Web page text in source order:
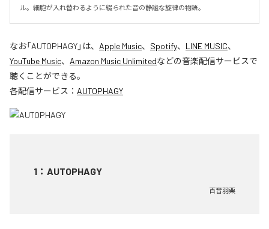
ル。細胞が入れ替わるように綴られた音の静謐な旋律の物語。
なお「AUTOPHAGY」は、 Apple Music、 Spotify、 LINE MUSIC、
YouTube Music、 Amazon Music Unlimitedなどの音楽配信サービスで
聴くことができる。
各配信サービス： AUTOPHAGY
1 ： AUTOPHAGY
百音羽栗